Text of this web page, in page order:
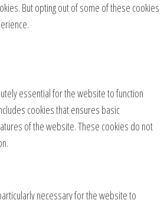
But opting out of some of these cookies
essential for the website to function
cookies that ensures basic
of the website. These cookies do not
necessary for the website to